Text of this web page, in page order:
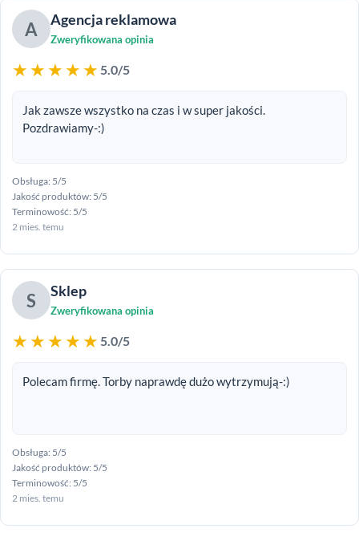
A Agencja reklamowa
Zweryfikowana opinia
★★★★★ 5.0/5
Jak zawsze wszystko na czas i w super jakości.
Pozdrawiamy-:)
Obsługa: 5/5
Jakość produktów: 5/5
Terminowość: 5/5
2 mies. temu
S Sklep
Zweryfikowana opinia
★★★★★ 5.0/5
Polecam firmę. Torby naprawdę dużo wytrzymują-:)
Obsługa: 5/5
Jakość produktów: 5/5
Terminowość: 5/5
2 mies. temu